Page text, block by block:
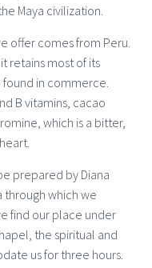
Maya civilization.
offer comes from Peru.
retains most of its
in commerce.
B vitamins, cacao
which is a bitter,
prepared by Diana
through which we
find our place under
the spiritual and
us for three hours.